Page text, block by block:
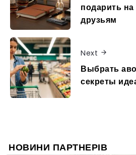
подарить
друзьям
Next
Выбрать
секреты